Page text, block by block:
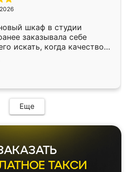
шкаф в студии
заказывала себе
искать, когда качеством
Служит кухня уже почти
нет.
Еще
ТАКСИ